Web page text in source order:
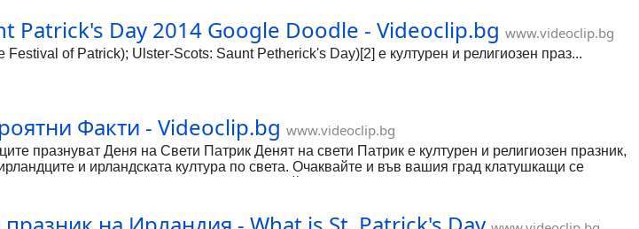
Patrick's Day 2014 Google Doodle - Videoclip.bg www.videoclip.bg
of Patrick); Ulster-Scots: Saunt Petherick's Day)[2] е културен и религиозен праз...
Факти - Videoclip.bg www.videoclip.bg
празнуват Деня на Свети Патрик Денят на свети Патрик е културен и религиозен празник,
и ирландската култура по света. Очаквайте и във вашия град клатушкащи се
се чества и в България. Унас той не е официален, но нароилите се ирландски
че патронът на Ирландия, Свети Патрик, се е родил в Бануен, Уелс, приблизително в